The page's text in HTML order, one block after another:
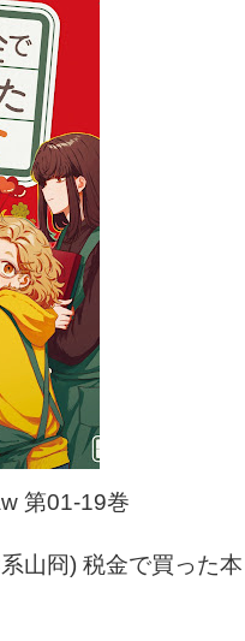
第01-19巻
山冏) 税金で買った本